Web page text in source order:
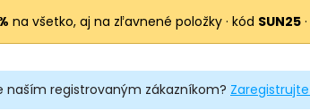
na všetko, aj na zľavnené položky · kód SUN25
naším registrovaným zákazníkom?